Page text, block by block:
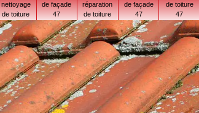
nettoyage
de toiture
47
de façade
47
réparation
de toiture
47 Lot-et-
Garonne
de façade
47
de toiture
47